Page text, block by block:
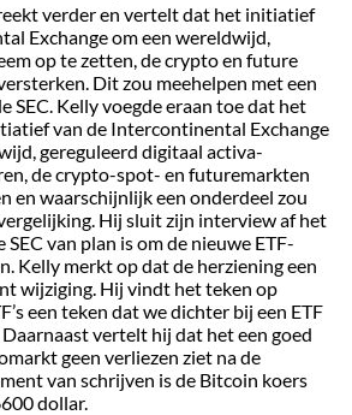
verder en vertelt dat het initiatief
Exchange om een wereldwijd,
op te zetten, de crypto en future
Dit zou meehelpen met een
SEC. Kelly voegde eraan toe dat het
van de Intercontinental Exchange
gereguleerd digitaal activa-
de crypto-spot- en futuremarkten
en waarschijnlijk een onderdeel zou
Hij sluit zijn interview af het
van plan is om de nieuwe ETF-
Kelly merkt op dat de herziening een
wijziging. Hij vindt het teken op
een teken dat we dichter bij een ETF
vertelt hij dat het een goed
geen verliezen ziet na de
van schrijven is de Bitcoin koers
dollar.